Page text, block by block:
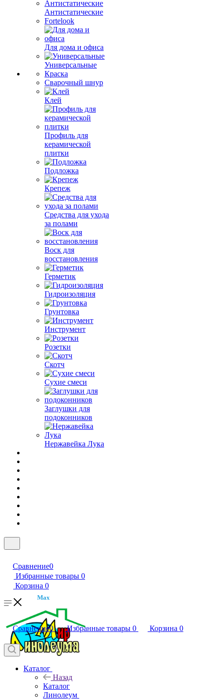
Антистатические
Fortelook
Для дома и офиса
Универсальные
Краска
Сварочный шнур
Клей
Профиль для
керамической
плитки
Подложка
Крепеж
Средства для ухода
за полами
Воск для
восстановления
Герметик
Гидроизоляция
Грунтовка
Инструмент
Розетки
Скотч
Сухие смеси
Заглушки для
подоконников
Нержавейка Лука
Сравнение0
Избранные товары 0
Корзина 0
Max
Сравнение0 Избранные товары 0 Корзина 0
Каталог
Назад
Каталог
Линолеум